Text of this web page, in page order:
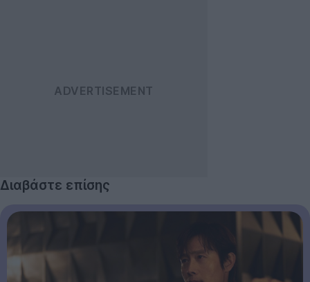
Διαβάστε επίσης